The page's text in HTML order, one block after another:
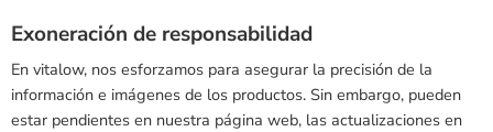
Exoneración de responsabilidad
En vitalow, nos esforzamos para asegurar la precisión de la
información e imágenes de los productos. Sin embargo, pueden
estar pendientes en nuestra página web, las actualizaciones en